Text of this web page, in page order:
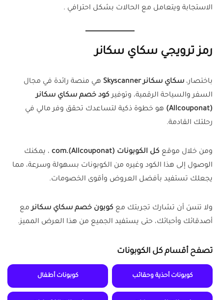
الاستجابة ويتعامل مع الحالات بشكل احترافي .
رمز ترويجي سكاي سكانر
باختصار، سكاي سكانر Skyscanner
هي منصة رائدة في مجال
السفر والسياحة الرقمية، وتوفيركود خصم سكاي سكانر
(Allcouponat)
هو خطوة ذكية لتساعدك تحقق وفر مالي في
رحلتك القادمة.
ومن خلال موقع كل الكوبونات (Allcouponat).com
، يمكنك
الوصول إلى هذا الكود وغيره من الكوبونات بسهولة وسرعة، مما
يجعلك تستفيد بأفضل العروض وأقوى الخصومات.
ولا تنسَ أن تشارك تجربتك مع كوبون خصم سكاي سكانرمع
أصدقائك وأحبائك، حتى يستفيد الجميع من هذا العرض المميز.
تصفح أقسام كل الكوبونات
كوبونات أحذية وحقائب كوبونات أطفال